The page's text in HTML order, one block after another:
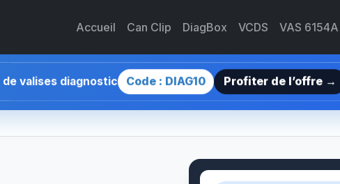
Accueil Can Clip DiagBox VCDS VAS 6154A
valises diagnostic Code : DIAG10 Profiter de l’offre →